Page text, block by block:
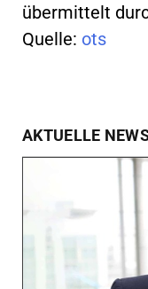
übermittelt
Quelle: ots
AKTUELLE